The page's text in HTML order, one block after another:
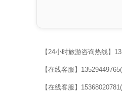
【24小时旅游咨询热线】
【在线客服】
【在线客服】